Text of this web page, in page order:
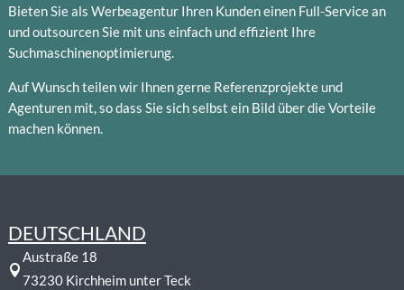
Bieten Sie als Werbeagentur Ihren Kunden einen Full-Service an
und outsourcen Sie mit uns einfach und effizient Ihre
Suchmaschinenoptimierung.
Auf Wunsch teilen wir Ihnen gerne Referenzprojekte und
Agenturen mit, so dass Sie sich selbst ein Bild über die Vorteile
machen können.
DEUTSCHLAND

Austraße 18
73230 Kirchheim unter Teck